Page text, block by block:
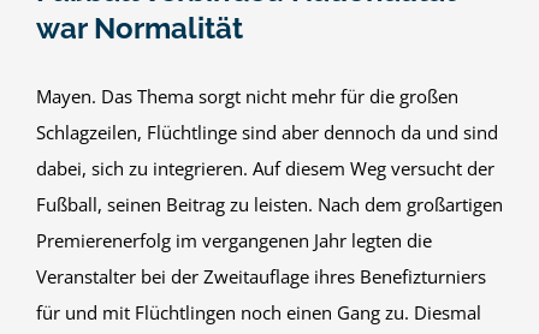
war Normalität
Mayen. Das Thema sorgt nicht mehr für die großen
Schlagzeilen, Flüchtlinge sind aber dennoch da und sind
dabei, sich zu integrieren. Auf diesem Weg versucht der
Fußball, seinen Beitrag zu leisten. Nach dem großartigen
Premierenerfolg im vergangenen Jahr legten die
Veranstalter bei der Zweitauflage ihres Benefizturniers
für und mit Flüchtlingen noch einen Gang zu. Diesmal